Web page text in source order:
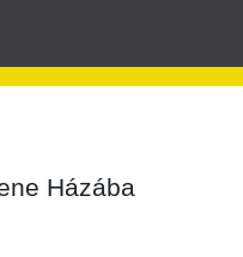
Házába